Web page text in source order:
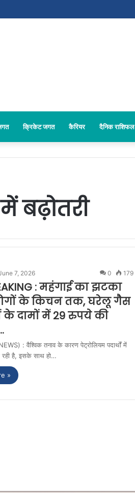
क्रिकेट जगत कैरियर दैनिक राशिफल
बढ़ोतरी
7, 2026 0 179
: महंगाई का झटका
के किचन तक, घरेलू गैस
के दामों में 29 रुपये की
: वैश्विक तनाव के कारण पेट्रोलियम पदार्थों में
रही है, इसके साथ हो…
»